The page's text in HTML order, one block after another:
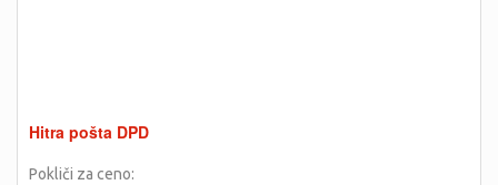
Hitra pošta DPD
Pokliči za ceno: